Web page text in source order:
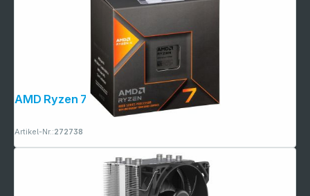
AMD Ryzen 7 8700G 4,2GHz
Artikel-Nr.:272738